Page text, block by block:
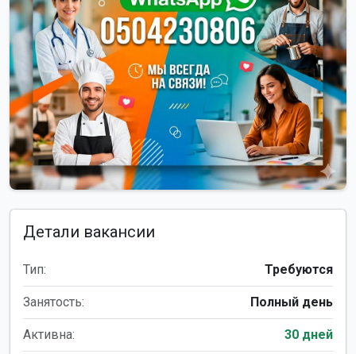
Детали вакансии
Тип: Требуются
Занятость: Полный день
Активна: 30 дней